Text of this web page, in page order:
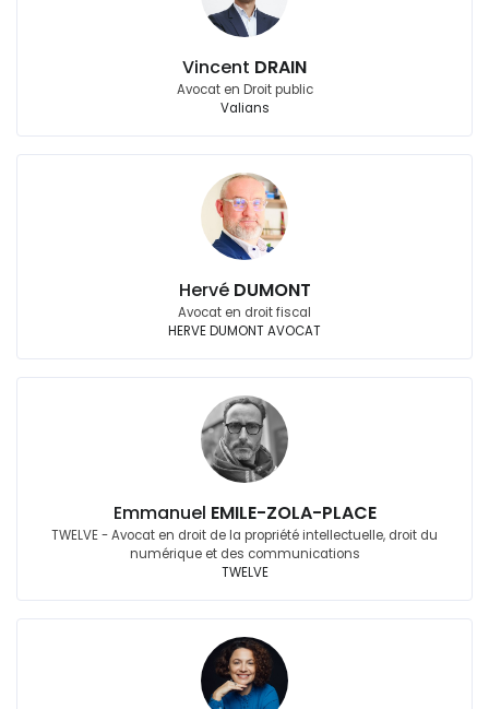
Vincent DRAIN
Avocat en Droit public
Valians
Hervé DUMONT
Avocat en droit fiscal
HERVE DUMONT AVOCAT
Emmanuel EMILE-ZOLA-PLACE
TWELVE - Avocat en droit de la propriété intellectuelle, droit du
numérique et des communications
TWELVE